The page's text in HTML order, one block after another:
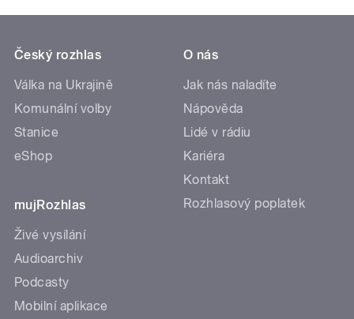
Český rozhlas
Válka na Ukrajině
Komunální volby
Stanice
eShop
mujRozhlas
Živé vysílání
Audioarchiv
Podcasty
Mobilní aplikace
O nás
Jak nás naladíte
Nápověda
Lidé v rádiu
Kariéra
Kontakt
Rozhlasový poplatek